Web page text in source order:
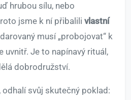
hrubou sílu, nebo
jsme k ní přibalili vlastní
musí „probojovat“ k
uvnitř. Je to napínavý rituál,
dobrodružství.
svůj skutečný poklad: